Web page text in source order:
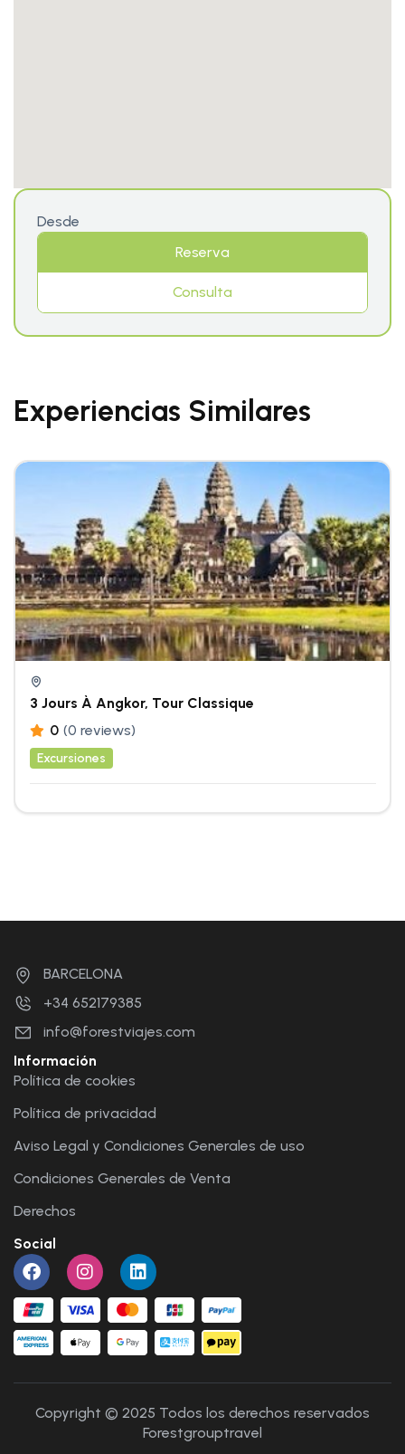
Desde
Reserva
Consulta
Experiencias Similares
3 Jours À Angkor, Tour Classique
0 (0 reviews)
Excursiones
BARCELONA
+34 652179385
info@forestviajes.com
Información
Política de cookies
Política de privacidad
Aviso Legal y Condiciones Generales de uso
Condiciones Generales de Venta
Derechos
Social
Copyright © 2025 Todos los derechos reservados
Forestgrouptravel